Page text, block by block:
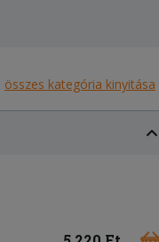
összes kategória kinyitása